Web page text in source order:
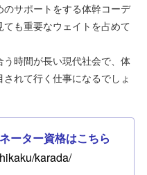
サポートをする体幹コーデ
も重要なウェイトを占めて
時間が長い現代社会で、体
れて行く仕事になるでしょ
ーター資格はこちら
karada/